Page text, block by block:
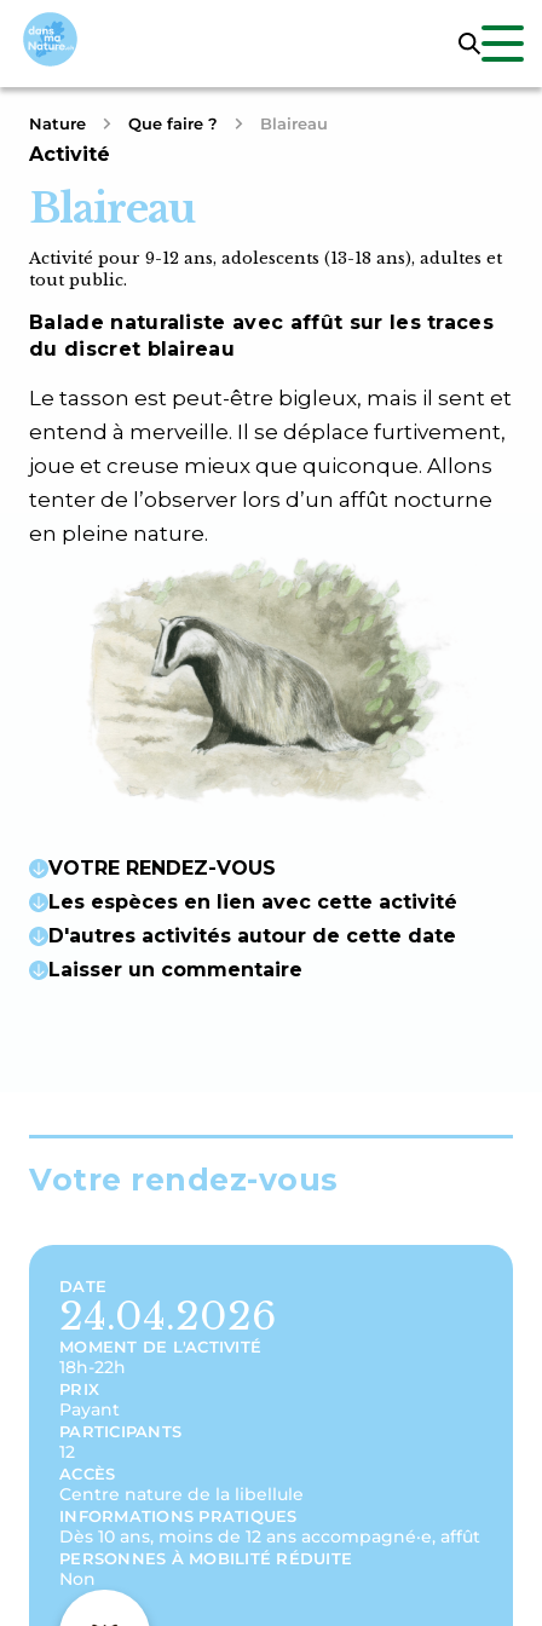
Nature Que faire ? Blaireau
Activité
Blaireau
Activité pour 9-12 ans, adolescents (13-18 ans), adultes et
tout public.
Balade naturaliste avec affût sur les traces
du discret blaireau
Le tasson est peut-être bigleux, mais il sent et
entend à merveille. Il se déplace furtivement,
joue et creuse mieux que quiconque. Allons
tenter de l’observer lors d’un affût nocturne
en pleine nature.
VOTRE RENDEZ-VOUS
Les espèces en lien avec cette activité
D'autres activités autour de cette date
Laisser un commentaire
Votre rendez-vous
DATE
24.04.2026
MOMENT DE L'ACTIVITÉ
18h-22h
PRIX
Payant
PARTICIPANTS
12
ACCÈS
Centre nature de la libellule
INFORMATIONS PRATIQUES
Dès 10 ans, moins de 12 ans accompagné·e, affût
PERSONNES À MOBILITÉ RÉDUITE
Non